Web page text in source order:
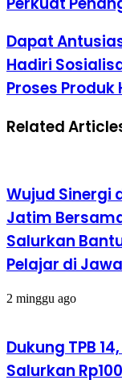
Dapat
Hadiri
Proses Produk
Related
Wujud Sinergi
Jatim
Salurkan
Pelajar di
2 minggu ago
Dukung TPB
Salurkan